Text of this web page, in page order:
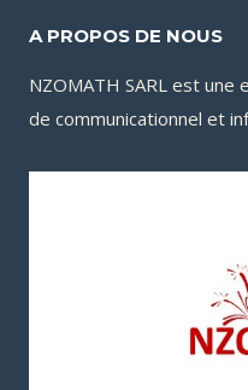
A PROPOS DE NOUS
NZOMATH SARL est
de communicationnel et